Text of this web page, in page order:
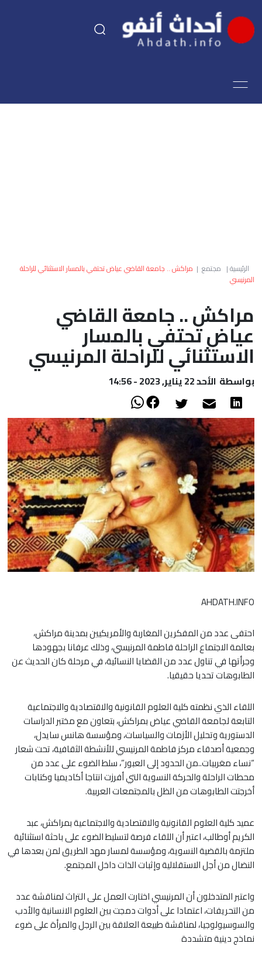
اقتصاد
العالم
الصحراء
الرئيسية| مجتمع | مراكش .. جامعة القاضي عياض تحتفي بالمسار الاستثنائي للراحلة
المرنيسي
مراكش .. جامعة القاضي
عياض تحتفي بالمسار
الاستثنائي للراحلة المرنيسي
بواسطة الأحد 22 يناير, 2023 - 14:56
AHDATH.INFO
احتفى عدد من المفكرين المغاربة والأمريكيين بمدينة مراكش،
بعالمة الاجتماع الراحلة فاطمة المرنيسي، وذلك عرفانا بجهودها
وجرأتها في تناول عدد من القضايا النسائية، في مرحلة كان الحديث عن
الطابوهات تحديا حقيقيا.
اللقاء الذي نظمته كلية العلوم القانونية والاقتصادية والاجتماعية
التابعة لجامعة القاضي عياض بمراكش، بتعاون مع مختبر الدراسات
الدستورية وتحليل الأزمات والسياسات، ومؤسسة هانس سايدل،
وجمعية أصدقاء مركز فاطمة المرنيسي للأنشطة الثقافية، تحت شعار
“نساء مغربيات..من الحدود إلى العبور”، سلط الضوء على عدد من
محطات الراحلة والحركة النسوية التي أفرزت انتاجا أكاديميا وكتابات
أخرجتت الطابوهات من الظل بالمجتمعات العربية.
عميد كلية العلوم القانونية والاقتصادية والاجتماعية بمراكش، عبد
الكريم أوطالب، اعتبر أن اللقاء فرصة لتسليط الضوء على باحثة استثنائية
ملتزمة بالقضية النسوية، ومؤسسة لمسار مهد الطريق لمن بعدها في
النضال من أجل الاستقلالية وإثبات الذات داخل المجتمع.
واعتبر المتدخلون أن المرنيسي اختارت العمل على التراث لمناقشة عدد
من التحريفات، اعتمادا على أدوات دمجت بين العلوم الانسانية والأدب
والسوسيولوجيا، لمناقشة طبيعة العلاقة بين الرجل والمرأة على ضوء
نماذج دينية متشددة